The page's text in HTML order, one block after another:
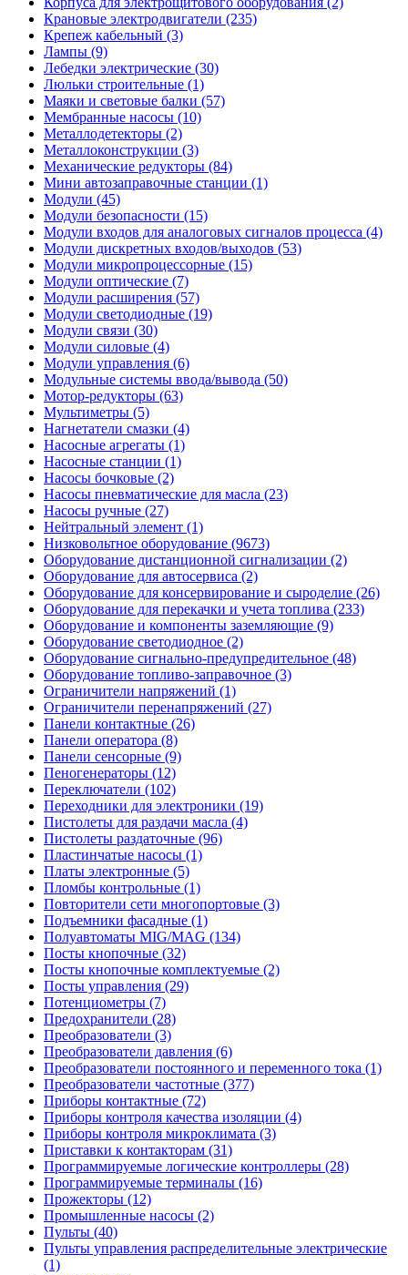
Крановые электродвигатели (235)
Крепеж кабельный (3)
Лампы (9)
Лебедки электрические (30)
Люльки строительные (1)
Маяки и световые балки (57)
Мембранные насосы (10)
Металлодетекторы (2)
Металлоконструкции (3)
Механические редукторы (84)
Мини автозаправочные станции (1)
Модули (45)
Модули безопасности (15)
Модули входов для аналоговых сигналов процесса (4)
Модули дискретных входов/выходов (53)
Модули микропроцессорные (15)
Модули оптические (7)
Модули расширения (57)
Модули светодиодные (19)
Модули связи (30)
Модули силовые (4)
Модули управления (6)
Модульные системы ввода/вывода (50)
Мотор-редукторы (63)
Мультиметры (5)
Нагнетатели смазки (4)
Насосные агрегаты (1)
Насосные станции (1)
Насосы бочковые (2)
Насосы пневматические для масла (23)
Насосы ручные (27)
Нейтральный элемент (1)
Низковольтное оборудование (9673)
Оборудование дистанционной сигнализации (2)
Оборудование для автосервиса (2)
Оборудование для консервирование и сыроделие (26)
Оборудование для перекачки и учета топлива (233)
Оборудование и компоненты заземляющие (9)
Оборудование светодиодное (2)
Оборудование сигнально-предупредительное (48)
Оборудование топливо-заправочное (3)
Ограничители напряжений (1)
Ограничители перенапряжений (27)
Панели контактные (26)
Панели оператора (8)
Панели сенсорные (9)
Пеногенераторы (12)
Переключатели (102)
Переходники для электроники (19)
Пистолеты для раздачи масла (4)
Пистолеты раздаточные (96)
Пластинчатые насосы (1)
Платы электронные (5)
Пломбы контрольные (1)
Повторители сети многопортовые (3)
Подъемники фасадные (1)
Полуавтоматы MIG/MAG (134)
Посты кнопочные (32)
Посты кнопочные комплектуемые (2)
Посты управления (29)
Потенциометры (7)
Предохранители (28)
Преобразователи (3)
Преобразователи давления (6)
Преобразователи постоянного и переменного тока (1)
Преобразователи частотные (377)
Приборы контактные (72)
Приборы контроля качества изоляции (4)
Приборы контроля микроклимата (3)
Приставки к контакторам (31)
Программируемые логические контроллеры (28)
Программируемые терминалы (16)
Прожекторы (12)
Промышленные насосы (2)
Пульты (40)
Пульты управления распределительные электрические
(1)